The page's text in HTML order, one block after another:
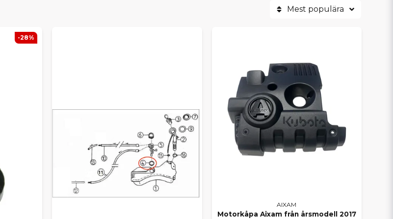
annatAixam City, Coupe, Crossline, Crossover, GTO, Minauto, Sensation, Emotion och
till dagens modeller. Här hittar du allt från karossdelar, bromssystem,
samlade på ett ställe – med snabb
i webbutiken? Kontakta oss gärna så hjälper vi dig att kontrollera tillgänglighet och
dagligen med både privatpersoner och verkstäder och hjälper dig hitta exakt det du
du din Aixam i toppskick – tryggt, säkert och problemfritt år efter år.
Mest populära
-28%
AIXAM
Motorkåpa Aixam från årsmodell 2017